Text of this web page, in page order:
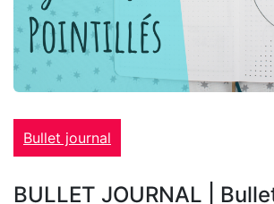
Bullet journal
BULLET JOURNAL |